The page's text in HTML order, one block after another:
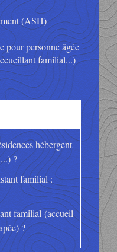
(ASH)
pour personne âgée
familial...)
hébergent
?
familial :
familial (accueil
?